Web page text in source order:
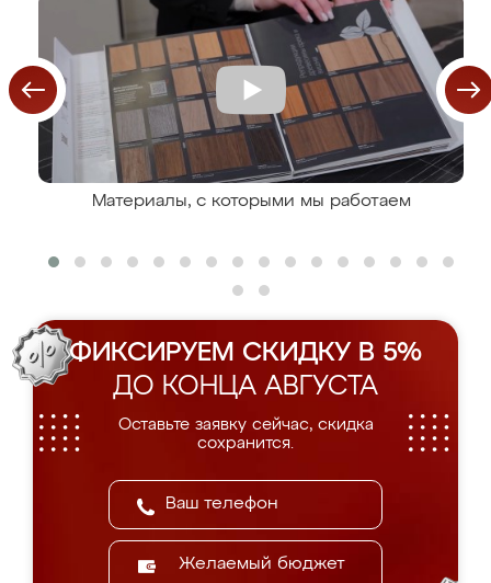
Материалы, с которыми мы работаем
ФИКСИРУЕМ СКИДКУ В 5%
ДО КОНЦА АВГУСТА
Оставьте заявку сейчас, скидка
сохранится.
Желаемый бюджет